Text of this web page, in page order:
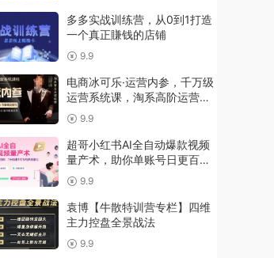
多多实战训练营，从0到1打造
一个真正賺钱的店铺
9.9
电商冰可乐·运营内参，千万级
运营系统课，淘系高阶运营手
册，从选品开始，完整做店技
巧
9.9
超哥小红书AI全自动爆款视频
量产术，助你单账号日更百条
视频，7天搭建不封号矩阵流量
池
9.9
袁博【牛散特训营专栏】四维
主力控盘全景战法
9.9